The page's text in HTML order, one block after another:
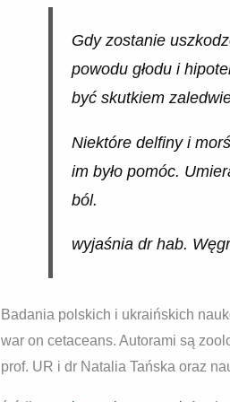
Gdy zostanie
powodu głodu i
być skutkiem
Niektóre delfiny i
im było pomóc.
ból.
wyjaśnia dr hab.
Badania polskich i ukraińskich
war on cetaceans. Autorami są
prof. UR i dr Natalia Tańska oraz